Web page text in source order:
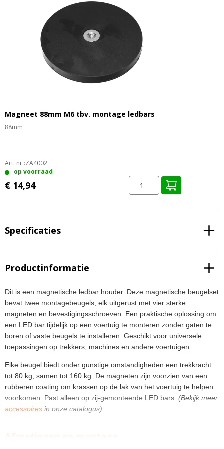
Magneet 88mm M6 tbv. montage ledbars
88mm
Art. nr.:ZA4002
op voorraad
€ 14,94
Specificaties
Productinformatie
Dit is een magnetische ledbar houder. Deze magnetische beugelset
bevat twee montagebeugels, elk uitgerust met vier sterke
magneten en bevestigingsschroeven. Een praktische oplossing om
een LED bar tijdelijk op een voertuig te monteren zonder gaten te
boren of vaste beugels te installeren. Geschikt voor universele
toepassingen op trekkers, machines en andere voertuigen.
Elke beugel biedt onder gunstige omstandigheden een trekkracht
tot 80 kg, samen tot 160 kg. De magneten zijn voorzien van een
rubberen coating om krassen op de lak van het voertuig te helpen
voorkomen. Past alleen op zij-gemonteerde LED bars. (Bekijk meer
accessoires in onze catalogus)
Afmetingen en montage